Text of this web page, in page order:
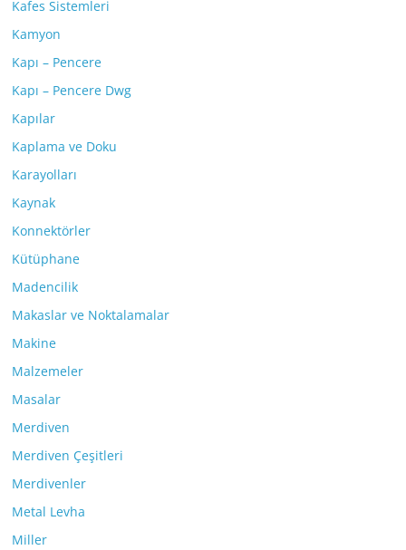
Kafes Sistemleri
Kamyon
Kapı – Pencere
Kapı – Pencere Dwg
Kapılar
Kaplama ve Doku
Karayolları
Kaynak
Konnektörler
Kütüphane
Madencilik
Makaslar ve Noktalamalar
Makine
Malzemeler
Masalar
Merdiven
Merdiven Çeşitleri
Merdivenler
Metal Levha
Miller